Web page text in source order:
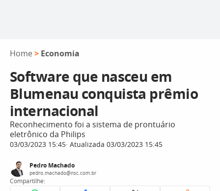
Home > Economia
Software que nasceu em
Blumenau conquista prêmio
internacional
Reconhecimento foi a sistema de prontuário
eletrônico da Philips
03/03/2023 15:45 Atualizada 03/03/2023 15:45
Pedro Machado
pedro.machado@nsc.com.br
Compartilhe: